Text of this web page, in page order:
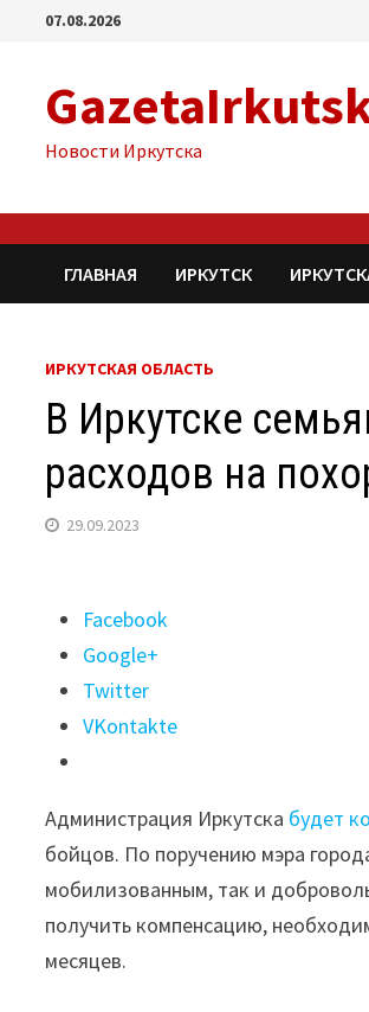
Перейти07.08.2026
Новости Иркутска
ГЛАВНАЯ ИРКУТСК
ИРКУТСКАЯ ОБЛАСТЬ
В Иркутске
расходов на
29.09.2023
Поделиться
"В
Иркутске
семьям
погибших
ходе
СВО
возместят
часть
расходов
Facebook
Google+
Twitter
VKontakte
Администрация Иркутска будет
бойцов. По поручению мэра
мобилизованным, так и
получить компенсацию,
месяцев.